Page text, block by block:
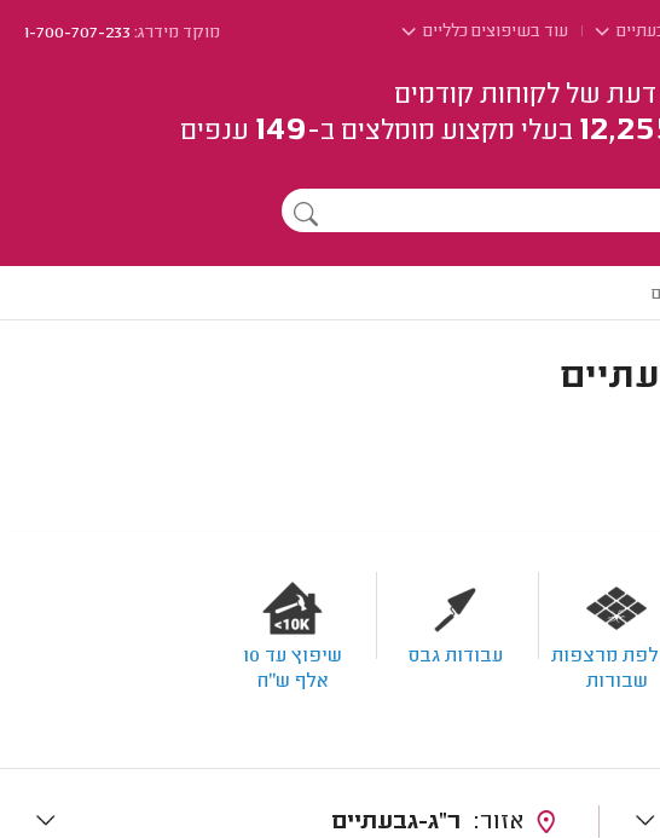
עוד בשיפוצים כלליים מוקד מידרג:1-700-707-233
דעת של לקוחות קודמים
בעלי מקצוע מומלצים ב-149 ענפים
מרצפות
שבורות
עבודות גבס
שיפוץ עד 10
אלף ש"ח
ר"ג-גבעתיים